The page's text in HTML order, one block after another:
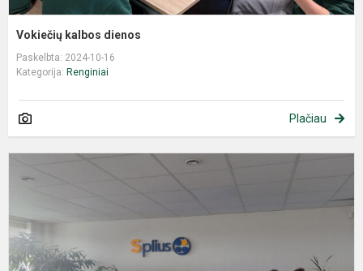
Vokiečių kalbos dienos
Paskelbta: 2024-10-16
Kategorija: Renginiai
Plačiau